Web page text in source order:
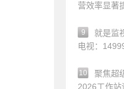
营效率显著
9
就是监
电视：
10
聚焦超
2026工作站